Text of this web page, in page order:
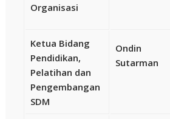
Organisasi
Ketua Bidang
Pendidikan,
Pelatihan dan
Pengembangan
SDM
Ondin
Sutarman